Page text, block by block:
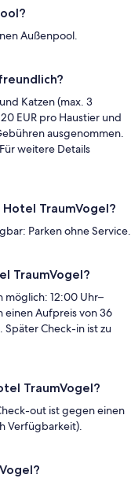
Außenpool.
Katzen (max. 3
EUR pro Haustier und
ausgenommen.
weitere Details
TraumVogel?
Parken ohne Service.
TraumVogel?
möglich: 12:00 Uhr–
einen Aufpreis von 36
Später Check-in ist zu
TraumVogel?
out ist gegen einen
Verfügbarkeit).